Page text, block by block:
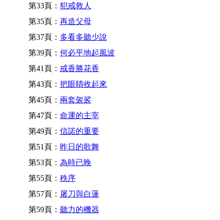
第33頁： 犯戒救人
第35頁： 再造父母
第37頁： 多看多聽少說
第39頁： 何必平地起風波
第41頁： 戒香勝花香
第43頁： 把眼睛收起來
第45頁： 兩套袈裟
第47頁： 命運的主宰
第49頁： 信諾的重要
第51頁： 昨日的歌舞
第53頁： 為時已晚
第55頁： 秩序
第57頁： 屠刀與白蓮
第59頁： 聽力的機器